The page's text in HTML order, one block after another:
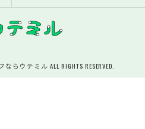
ウテミル ALL RIGHTS RESERVED.